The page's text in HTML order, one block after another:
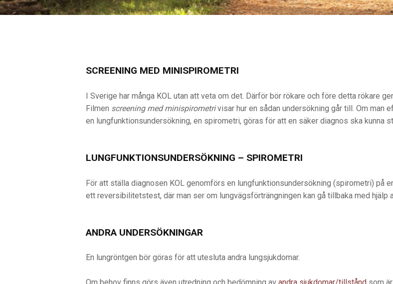
SCREENING MED MINISPIROMETRI
I Sverige har många KOL utan att veta om det. Därför bör rökare och före detta rökare
Filmen screening med minispirometrivisar hur en sådan undersökning går till. Om man
en lungfunktionsundersökning, en spirometri, göras för att en säker diagnos ska kunna
LUNGFUNKTIONSUNDERSÖKNING – SPIROMETRI
För att ställa diagnosen KOL genomförs en lungfunktionsundersökning (spirometri) på
ett reversibilitetstest, där man ser om lungvägsförträngningen kan gå tillbaka med hjälp
ANDRA UNDERSÖKNINGAR
En lungröntgen bör göras för att utesluta andra lungsjukdomar.